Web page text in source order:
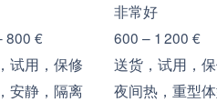
非常好
800 €
600 – 1 200 €
试用，保修
送货，试用，
安静，隔离 夜间热，重型